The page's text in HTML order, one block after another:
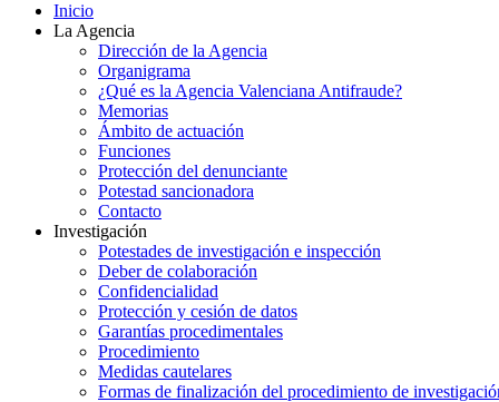
Inicio
La Agencia
Dirección de la Agencia
Organigrama
¿Qué es la Agencia Valenciana Antifraude?
Memorias
Ámbito de actuación
Funciones
Protección del denunciante
Potestad sancionadora
Contacto
Investigación
Potestades de investigación e inspección
Deber de colaboración
Confidencialidad
Protección y cesión de datos
Garantías procedimentales
Procedimiento
Medidas cautelares
Formas de finalización del procedimiento de